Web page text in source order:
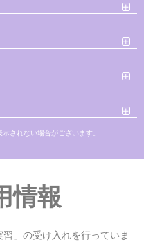
されない場合がございます。
情報
」の受け入れを行っていま